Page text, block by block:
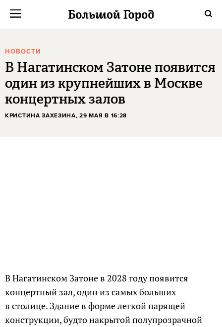
НОВОСТИ
В Нагатинском Затоне появится
один из крупнейших в Москве
концертных залов
КРИСТИНА ЗАХЕЗИНА, 29 МАЯ В 16:28
В Нагатинском Затоне в 2028 году появится
концертный зал, один из самых больших
в столице. Здание в форме легкой парящей
конструкции, будто накрытой полупрозрачной